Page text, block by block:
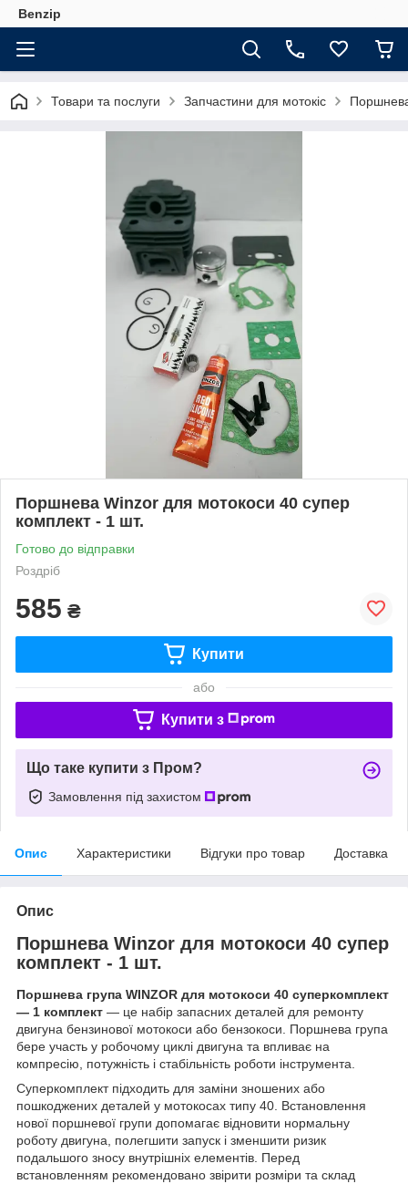
Benzip
Товари та послуги Запчастини для мотокіс
Поршнева Winzor для мотокоси 40 супер
комплект - 1 шт.
Готово до відправки
Роздріб
585 ₴
Купити
або
Купити з
Що таке купити з Пром?
Замовлення під захистом
Опис Характеристики Відгуки про товар Доставка
Опис
Поршнева Winzor для мотокоси 40 супер
комплект - 1 шт.
Поршнева група WINZOR для мотокоси 40 суперкомплект
— 1 комплект — це набір запасних деталей для ремонту
двигуна бензинової мотокоси або бензокоси. Поршнева група
бере участь у робочому циклі двигуна та впливає на
компресію, потужність і стабільність роботи інструмента.
Суперкомплект підходить для заміни зношених або
пошкоджених деталей у мотокосах типу 40. Встановлення
нової поршневої групи допомагає відновити нормальну
роботу двигуна, полегшити запуск і зменшити ризик
подальшого зносу внутрішніх елементів. Перед
встановленням рекомендовано звірити розміри та склад